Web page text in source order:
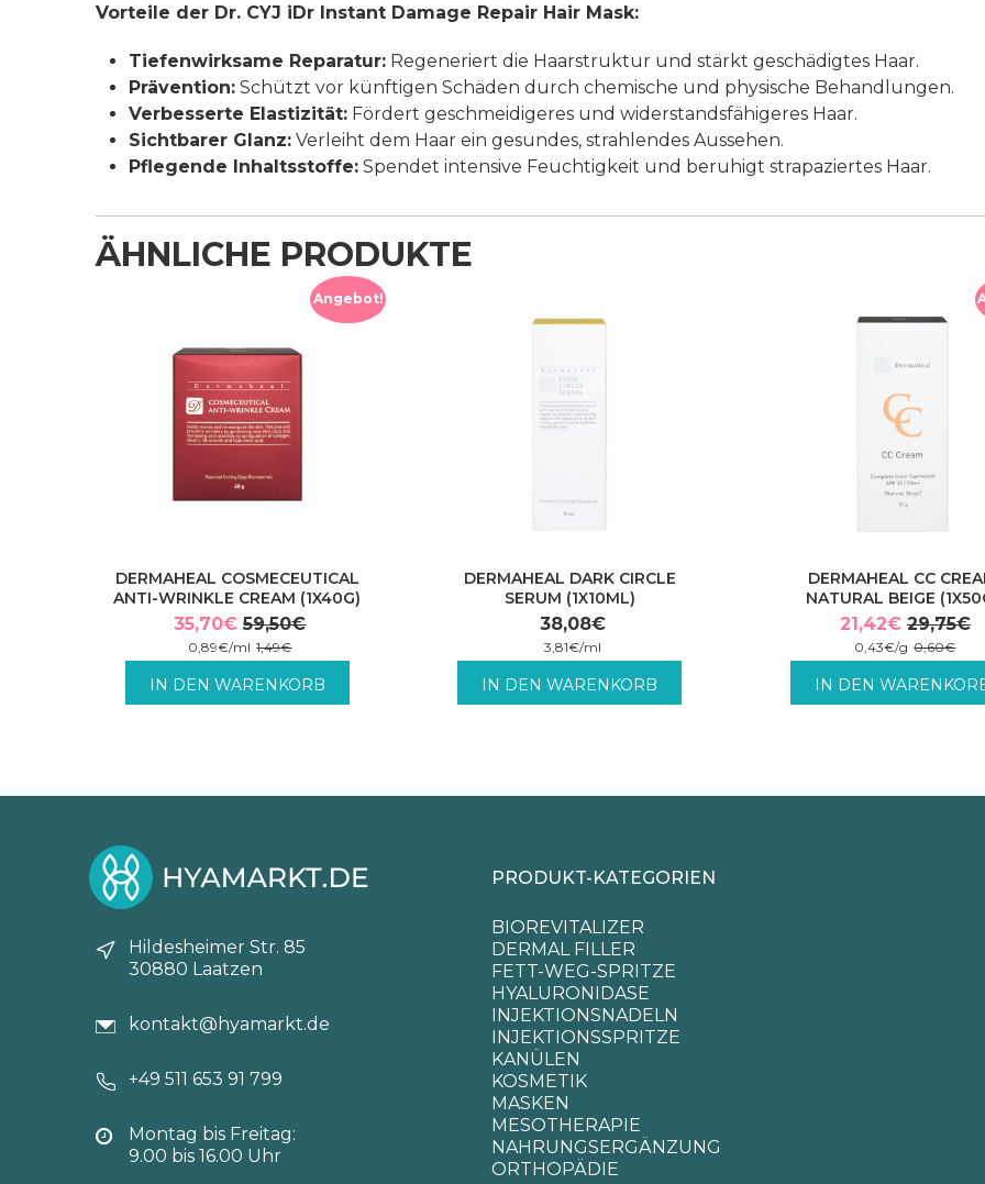
Vorteile der Dr. CYJ iDr Instant Damage Repair Hair Mask:
Tiefenwirksame Reparatur: Regeneriert die Haarstruktur und stärkt geschädigtes Haar.
Prävention: Schützt vor künftigen Schäden durch chemische und physische Behandlungen.
Verbesserte Elastizität: Fördert geschmeidigeres und widerstandsfähigeres Haar.
Sichtbarer Glanz: Verleiht dem Haar ein gesundes, strahlendes Aussehen.
Pflegende Inhaltsstoffe: Spendet intensive Feuchtigkeit und beruhigt strapaziertes Haar.
ÄHNLICHE PRODUKTE
Angebot!
DERMAHEAL COSMECEUTICAL
ANTI-WRINKLE CREAM (1X40G)
59,50€
Ursprünglicher
Preis
war:
35,70€
Aktueller
Preis
ist:
1,49€
0,89€/ml
inkl. MwSt. zzgl. Versandkosten.
IN DEN WARENKORB
DERMAHEAL DARK CIRCLE
SERUM (1X10ML)
38,08€
3,81€/ml
inkl. MwSt. zzgl. Versandkosten.
IN DEN WARENKORB
DERMAHEAL CC
NATURAL BEIGE
29,75€
Preis
war:
21,42€
Aktueller
Preis
ist:
0,60€
0,43€/g
inkl. MwSt. zzgl.
IN DEN
Hildesheimer Str. 85
30880 Laatzen
kontakt@hyamarkt.de
+49 511 653 91 799
Montag bis Freitag:
9.00 bis 16.00 Uhr
PRODUKT-KATEGORIEN
BIOREVITALIZER
DERMAL FILLER
FETT-WEG-SPRITZE
HYALURONIDASE
INJEKTIONSNADELN
INJEKTIONSSPRITZE
KANÜLEN
KOSMETIK
MASKEN
MESOTHERAPIE
NAHRUNGSERGÄNZUNG
ORTHOPÄDIE